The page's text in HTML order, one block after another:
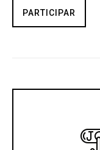
PARTICIPAR